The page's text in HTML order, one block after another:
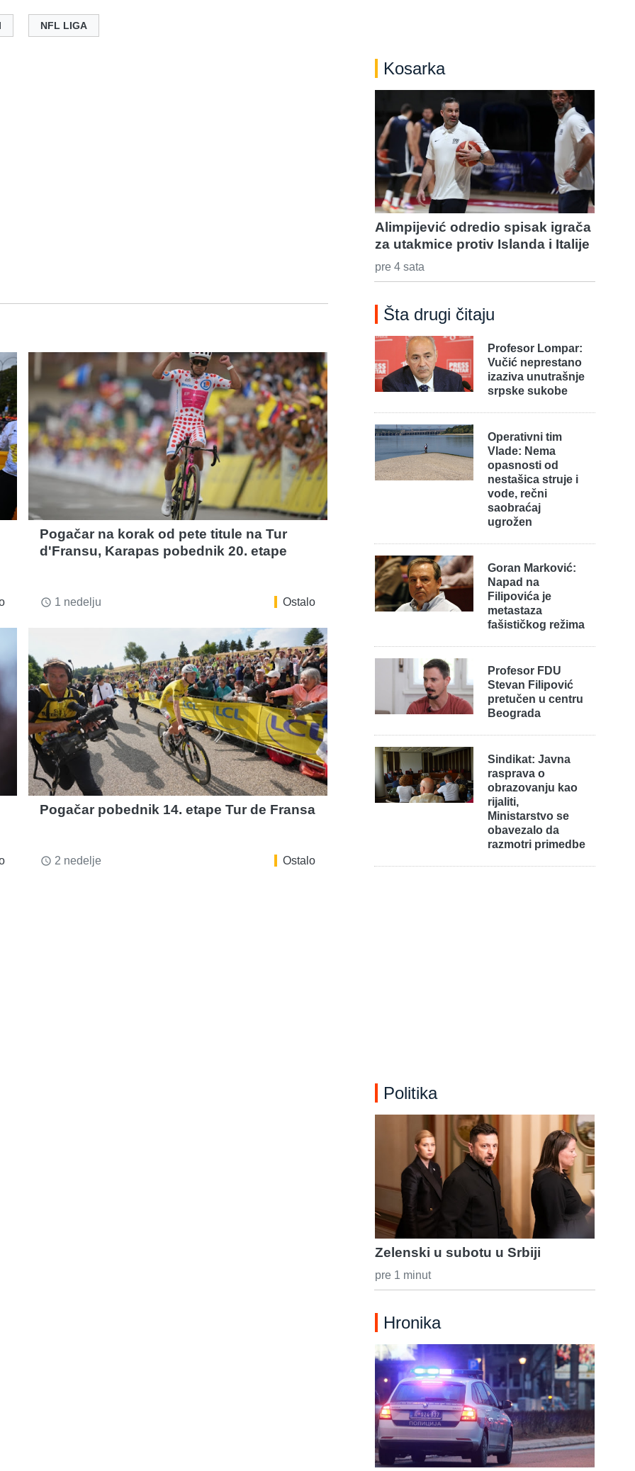
NFL LIGA
Pogačar na korak od pete titule na Tur
d'Fransu, Karapas pobednik 20. etape
access_time 1 nedelju Ostalo
Pogačar pobednik 14. etape Tur de Fransa
access_time 2 nedelje Ostalo
Kosarka
Alimpijević odredio spisak igrača
za utakmice protiv Islanda i Italije
pre 4 sata
Šta drugi čitaju
Profesor Lompar:
Vučić neprestano
izaziva unutrašnje
srpske sukobe
Operativni tim
Vlade: Nema
opasnosti od
nestašica struje i
vode, rečni
saobraćaj
ugrožen
Goran Marković:
Napad na
Filipovića je
metastaza
fašističkog režima
Profesor FDU
Stevan Filipović
pretučen u centru
Beograda
Sindikat: Javna
rasprava o
obrazovanju kao
rijaliti,
Ministarstvo se
obavezalo da
razmotri primedbe
Politika
Zelenski u subotu u Srbiji
pre 1 minut
Hronika